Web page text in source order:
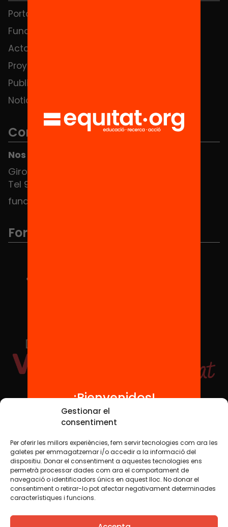
Gestionar el
consentiment
Per oferir les millors experiències, fem servir tecnologies com ara les
galetes per emmagatzemar i/o accedir a la informació del
dispositiu. Donar el consentiment a aquestes tecnologies ens
permetrà processar dades com ara el comportament de
navegació o identificadors únics en aquest lloc. No donar el
consentiment o retirar-lo pot afectar negativament determinades
característiques i funcions.
Portada
Fundación
Actos
Proyectos
Publicaciones y vídeos
Noticias
Contacto
Nos puedes encontrar en el HUB Social
Girona 34, interior 08010 Barcelona
Tel 934 588 700
fundacio@equitat.org
Formamos parte de...
Redes sociales
TWT YTB IG FB IN
Aviso legalPolítica de cookies
Creemos que el conocimiento debe compartirse. Por eso
¡Bienvenidos!